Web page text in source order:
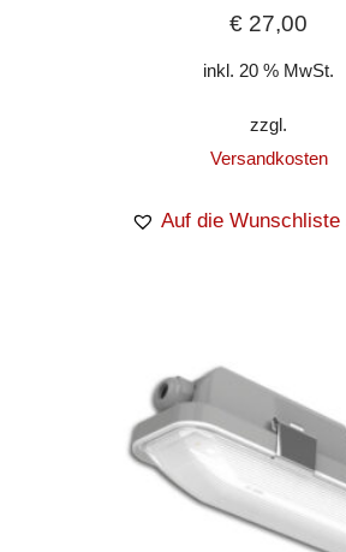
€ 27,00
inkl. 20 % MwSt.
zzgl.
Versandkosten
Auf die Wunschliste